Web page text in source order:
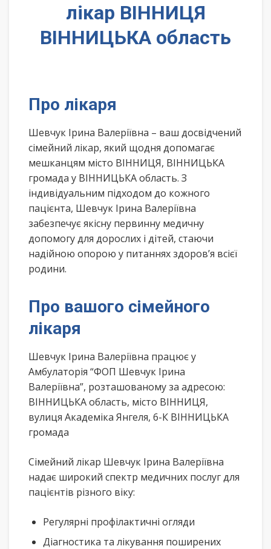
лікар ВІННИЦЯ
ВІННИЦЬКА область
Про лікаря
Шевчук Ірина Валеріївна – ваш досвідчений
сімейний лікар, який щодня допомагає
мешканцям місто ВІННИЦЯ, ВІННИЦЬКА
громада у ВІННИЦЬКА область. З
індивідуальним підходом до кожного
пацієнта, Шевчук Ірина Валеріївна
забезпечує якісну первинну медичну
допомогу для дорослих і дітей, стаючи
надійною опорою у питаннях здоров’я всієї
родини.
Про вашого сімейного
лікаря
Шевчук Ірина Валеріївна працює у
Амбулаторія “ФОП Шевчук Ірина
Валеріївна”, розташованому за адресою:
ВІННИЦЬКА область, місто ВІННИЦЯ,
вулиця Академіка Янгеля, 6-К ВІННИЦЬКА
громада
Сімейний лікар Шевчук Ірина Валеріївна
надає широкий спектр медичних послуг для
пацієнтів різного віку:
Регулярні профілактичні огляди
Діагностика та лікування поширених